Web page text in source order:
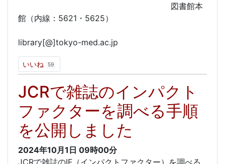
図書館本
館（内線：5621・5625）
library[@]tokyo-med.ac.jp
いいね 59
JCRで雑誌のインパクト
ファクターを調べる手順
を公開しました
2024年10月1日 09時00分